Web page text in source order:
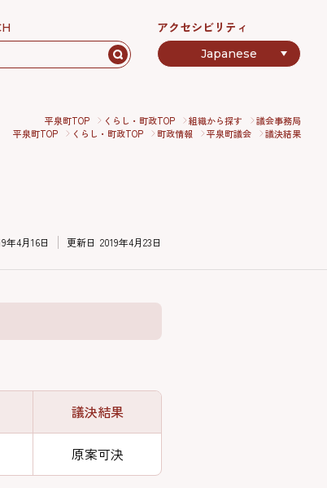
アクセシビリティ
平泉町TOP くらし・町政TOP 組織から探す
議会事務局
平泉町TOP
くらし・町政TOP 町政情報 平泉町議会 議決結果
年4月16日 更新日 2019年4月23日
議決結果
原案可決